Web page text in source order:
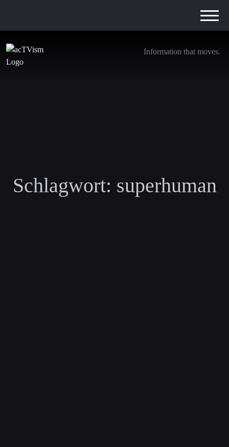
Information that moves.
Schlagwort: superhuman